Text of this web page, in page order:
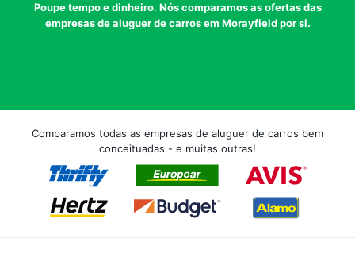
Poupe tempo e dinheiro. Nós comparamos as ofertas das
empresas de aluguer de carros em Morayfield por si.
Comparamos todas as empresas de aluguer de carros bem
conceituadas - e muitas outras!